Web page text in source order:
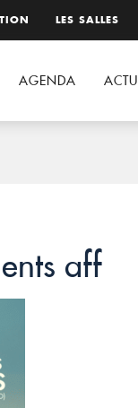
LES SALLES
AGENDA ACTU
aff